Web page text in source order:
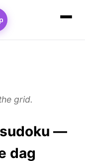
grid.
—
dag